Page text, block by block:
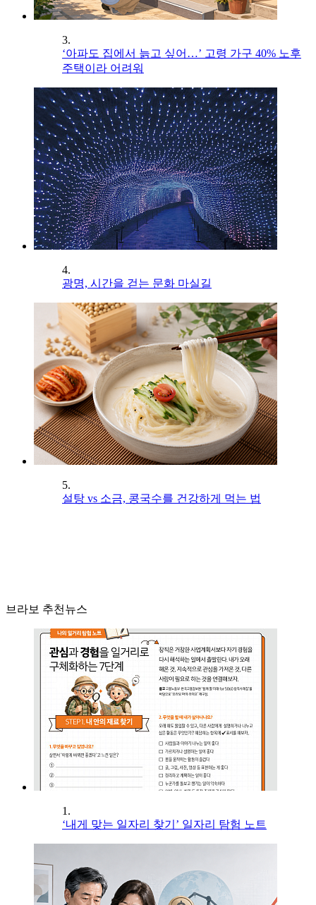
3.
‘아파도 집에서 늙고 싶어…’ 고령 가구 40% 노후
주택이라 어려워
4.
광명, 시간을 걷는 문화 마실길
5.
설탕 vs 소금, 콩국수를 건강하게 먹는 법
브라보 추천뉴스
1.
‘내게 맞는 일자리 찾기’ 일자리 탐험 노트